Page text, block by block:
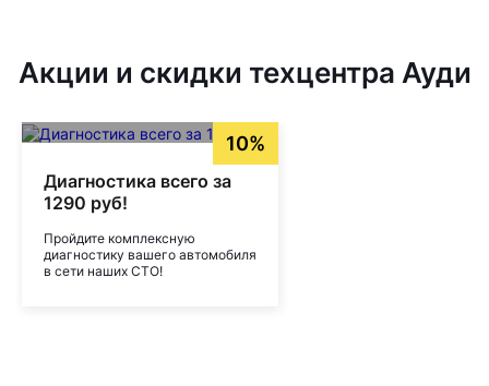
Акции и скидки техцентра Ауди
10%
Диагностика всего за
1290 руб!
Пройдите комплексную
диагностику вашего автомобиля
в сети наших СТО!